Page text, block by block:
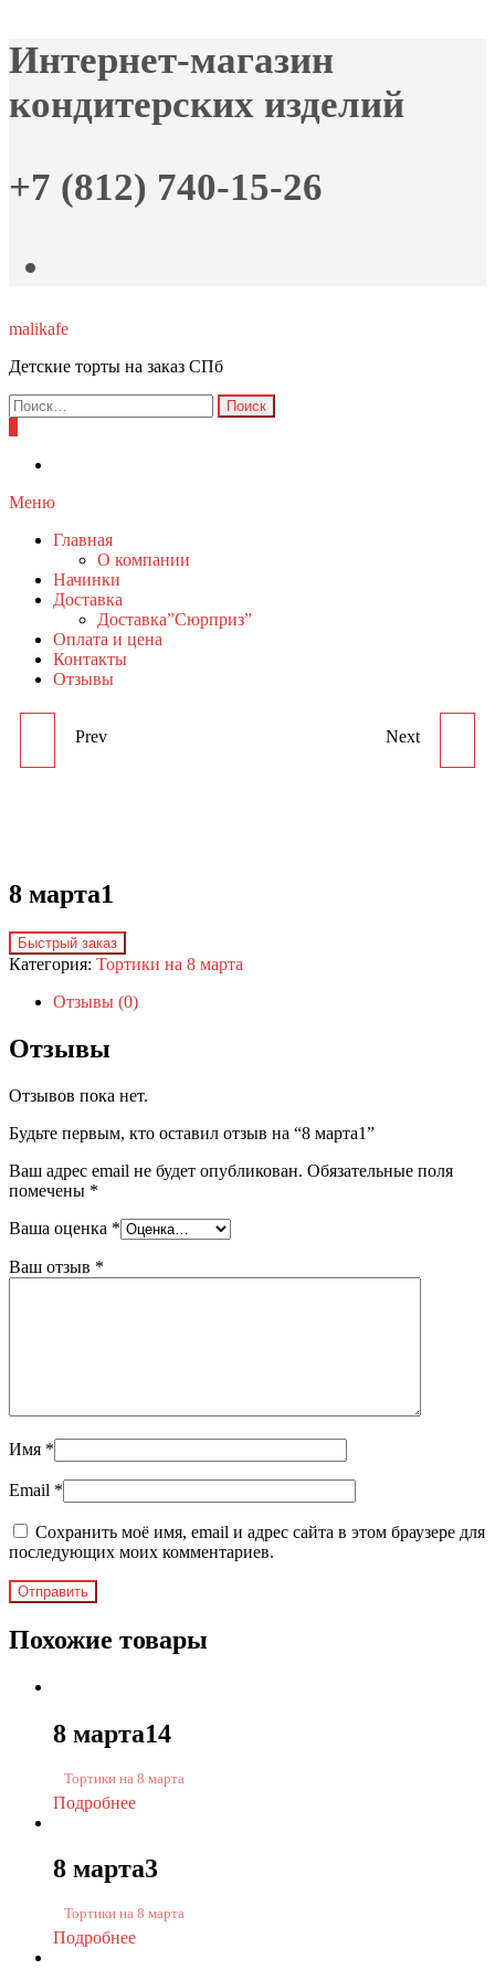
Skip
to
content
Интернет-магазин
кондитерских изделий
+7 (812) 740-15-26
malikafe
Детские торты на заказ СПб
Найти:
Меню
Главная
О компании
Начинки
Доставка
Доставка”Сюрприз”
Оплата и цена
Контакты
Отзывы
ДЛЯ ЛЮБИМЫХ35
Prev Next
8 марта1
Быстрый заказ
Категория: Тортики на 8 марта
Отзывы (0)
Отзывы
Отзывов пока нет.
Будьте первым, кто оставил отзыв на “8 марта1”
Ваш адрес email не будет опубликован. Обязательные поля
помечены *
Ваша оценка *
Ваш отзыв *
Имя *
Email *
Сохранить моё имя, email и адрес сайта в этом браузере для
последующих моих комментариев.
Похожие товары
8 марта14
Тортики на 8 марта
Подробнее
8 марта3
Тортики на 8 марта
Подробнее